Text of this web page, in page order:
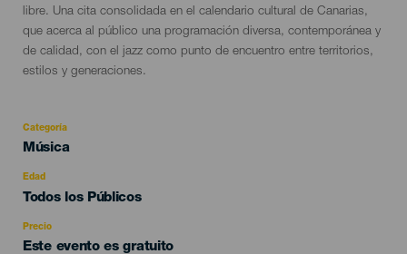
libre. Una cita consolidada en el calendario cultural de Canarias,
que acerca al público una programación diversa, contemporánea y
de calidad, con el jazz como punto de encuentro entre territorios,
estilos y generaciones.
Categoría
Categoría
evento
Música
Edad
Edad
Todos los Públicos
Precio
Este evento es gratuito